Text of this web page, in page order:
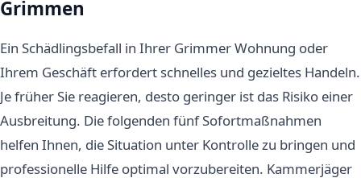
Grimmen
Ein Schädlingsbefall in Ihrer Grimmer Wohnung oder
Ihrem Geschäft erfordert schnelles und gezieltes Handeln.
Je früher Sie reagieren, desto geringer ist das Risiko einer
Ausbreitung. Die folgenden fünf Sofortmaßnahmen
helfen Ihnen, die Situation unter Kontrolle zu bringen und
professionelle Hilfe optimal vorzubereiten. Kammerjäger